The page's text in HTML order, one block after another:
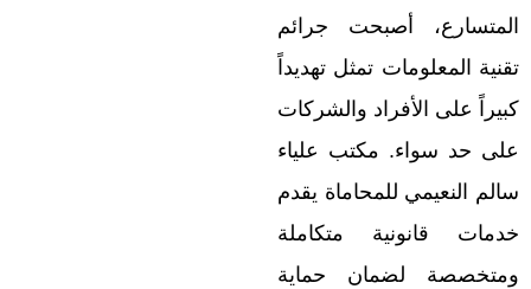
المتسارع، أصبحت جرائم
تقنية المعلومات تمثل تهديداً
كبيراً على الأفراد والشركات
على حد سواء. مكتب علياء
سالم النعيمي للمحاماة يقدم
خدمات قانونية متكاملة
ومتخصصة لضمان حماية